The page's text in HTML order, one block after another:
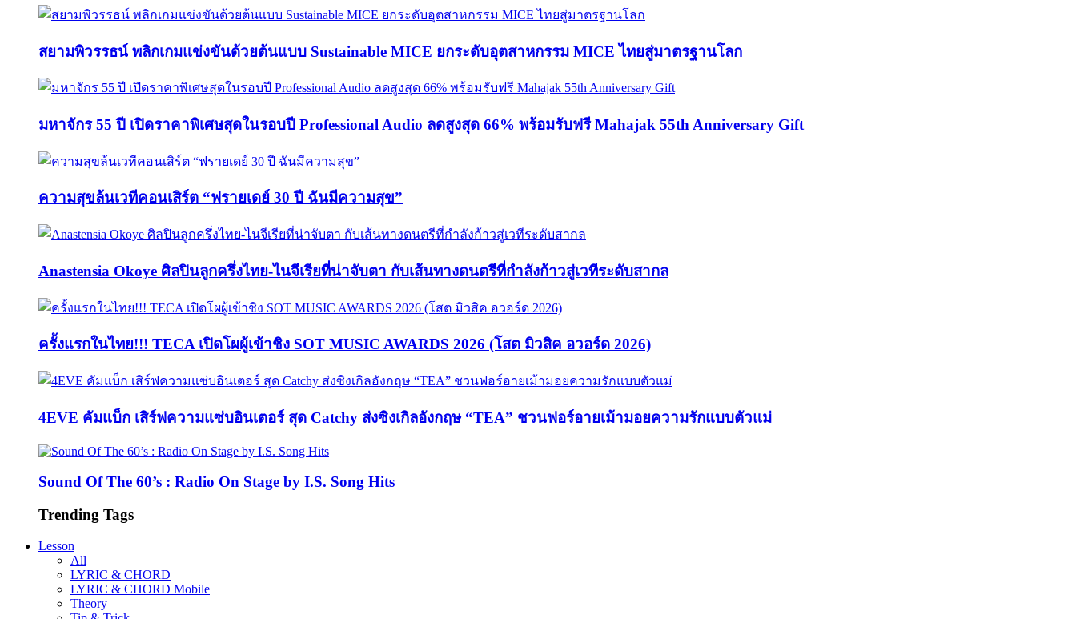
สยามพิวรรธน์ พลิกเกมแข่งขันด้วยต้นแบบ Sustainable MICE ยกระดับอุตสาหกรรม MICE ไทยสู่มาตรฐานโลก
มหาจักร 55 ปี เปิดราคาพิเศษสุดในรอบปี Professional Audio ลดสูงสุด 66% พร้อมรับฟรี Mahajak 55th Anniversary Gift
ความสุขล้นเวทีคอนเสิร์ต “ฟรายเดย์ 30 ปี ฉันมีความสุข”
Anastensia Okoye ศิลปินลูกครึ่งไทย-ไนจีเรียที่น่าจับตา กับเส้นทางดนตรีที่กำลังก้าวสู่เวทีระดับสากล
ครั้งแรกในไทย!!! TECA เปิดโผผู้เข้าชิง SOT MUSIC AWARDS 2026 (โสต มิวสิค อวอร์ด 2026)
4EVE คัมแบ็ก เสิร์ฟความแซ่บอินเตอร์ สุด Catchy ส่งซิงเกิลอังกฤษ “TEA” ชวนฟอร์อายเม้ามอยความรักแบบตัวแม่
Sound Of The 60’s : Radio On Stage by I.S. Song Hits
Trending Tags
Lesson
All
LYRIC & CHORD
LYRIC & CHORD Mobile
Theory